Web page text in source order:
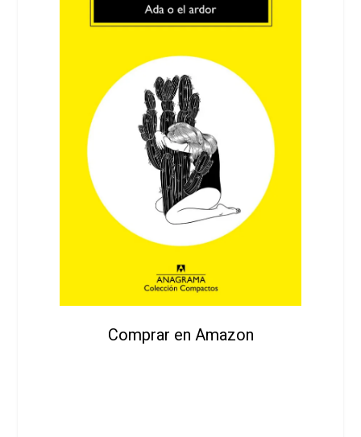
Comprar en Amazon